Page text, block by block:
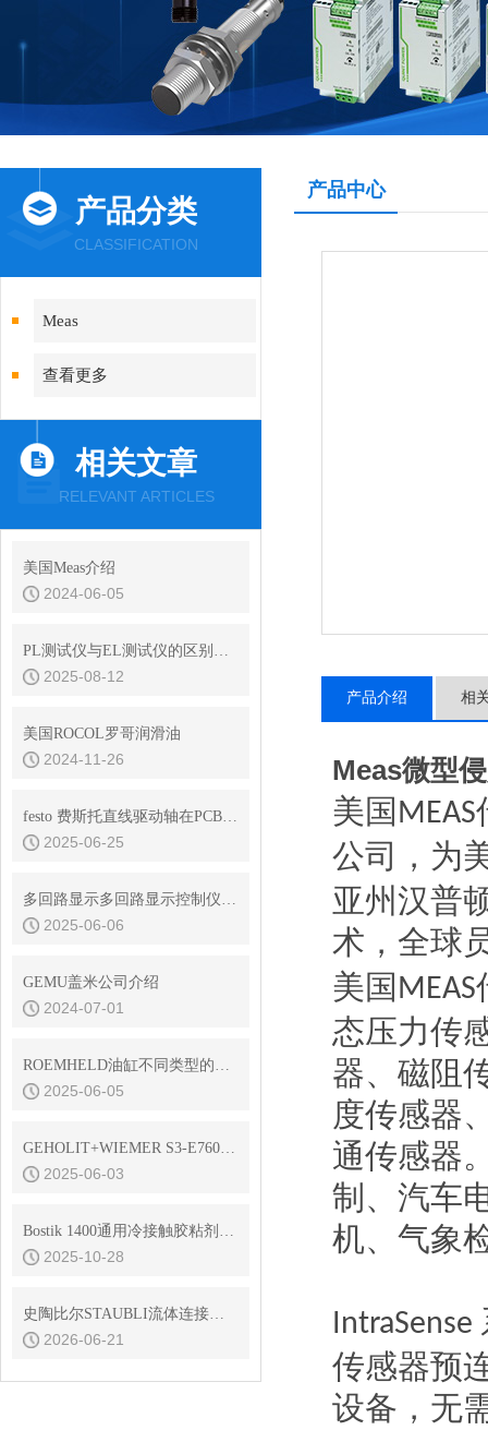
产品分类
CLASSIFICATION
Meas
查看更多
相关文章
RELEVANT ARTICLES
美国Meas介绍
2024-06-05
PL测试仪与EL测试仪的区别是什么
2025-08-12
美国ROCOL罗哥润滑油
2024-11-26
festo 费斯托直线驱动轴在PCB组装中的发挥重要作用
2025-06-25
多回路显示多回路显示控制仪的常见问题与解决方法
2025-06-06
GEMU盖米公司介绍
2024-07-01
ROEMHELD油缸不同类型的工作原理
2025-06-05
GEHOLIT+WIEMER S3-E7600耐高温油漆
2025-06-03
Bostik 1400通用冷接触胶粘剂能不能用在核电站
2025-10-28
史陶比尔STAUBLI流体连接器的平面阀技术与无滴漏设计
2026-06-21
产品中心
产品介绍 相
Meas微型
美国 MEAS
公司，为
亚州汉普
术，全球
美国 MEAS
态压力传
器、磁阻
度传感器
通传感器
制、汽车
机、气象
IntraSense
传感器预
设备，无